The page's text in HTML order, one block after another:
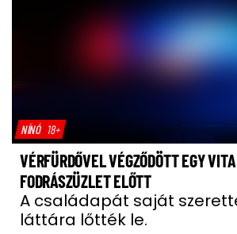
NÍNÓ 18+
VÉRFÜRDŐVEL VÉGZŐDÖTT EGY
FODRÁSZÜZLET ELŐTT
A családapát saját
láttára lőtték le.